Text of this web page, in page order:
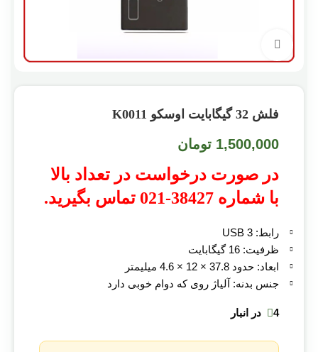
فلش 32 گیگابایت اوسکو K0011
1,500,000 تومان
در صورت درخواست در تعداد بالا
با شماره 38427-021 تماس بگیرید.
رابط: USB 3
ظرفیت: 16 گیگابایت
ابعاد: حدود 37.8 × 12 × 4.6 میلیمتر
جنس بدنه: آلیاژ روی که دوام خوبی دارد
4 در انبار